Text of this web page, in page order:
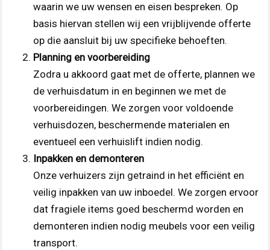
waarin we uw wensen en eisen bespreken. Op
basis hiervan stellen wij een vrijblijvende offerte
op die aansluit bij uw specifieke behoeften.
Planning en voorbereiding
Zodra u akkoord gaat met de offerte, plannen we
de verhuisdatum in en beginnen we met de
voorbereidingen. We zorgen voor voldoende
verhuisdozen, beschermende materialen en
eventueel een verhuislift indien nodig.
Inpakken en demonteren
Onze verhuizers zijn getraind in het efficiënt en
veilig inpakken van uw inboedel. We zorgen ervoor
dat fragiele items goed beschermd worden en
demonteren indien nodig meubels voor een veilig
transport.